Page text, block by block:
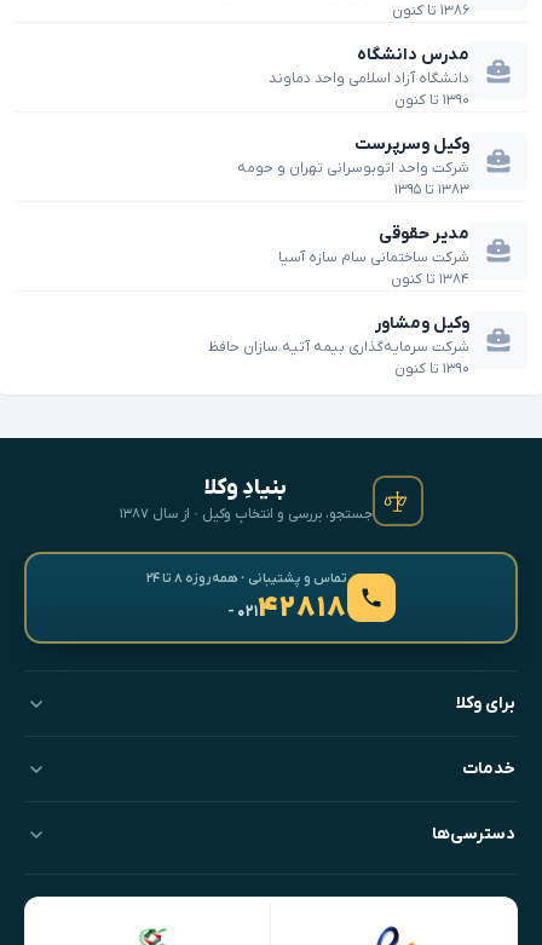
۱۳۸۶ تا کنون
مدرس دانشگاه
دانشگاه آزاد اسلامی واحد دماوند
۱۳۹۰ تا کنون
وکیل وسرپرست
شرکت واحد اتوبوسرانی تهران و حومه
۱۳۸۳ تا ۱۳۹۵
مدیر حقوقی
شرکت ساختمانی سام سازه آسیا
۱۳۸۴ تا کنون
وکیل ومشاور
شرکت سرمایه‌گذاری بیمه آتیه سازان حافظ
۱۳۹۰ تا کنون
بنیادِ وکلا
جستجو، بررسی و انتخابِ وکیل · از سال ۱۳۸۷
تماس و پشتیبانی · همه‌روزه ۸ تا ۲۴
۴۲۸۱۸- ۰۲۱
برای وکلا
خدمات
دسترسی‌ها